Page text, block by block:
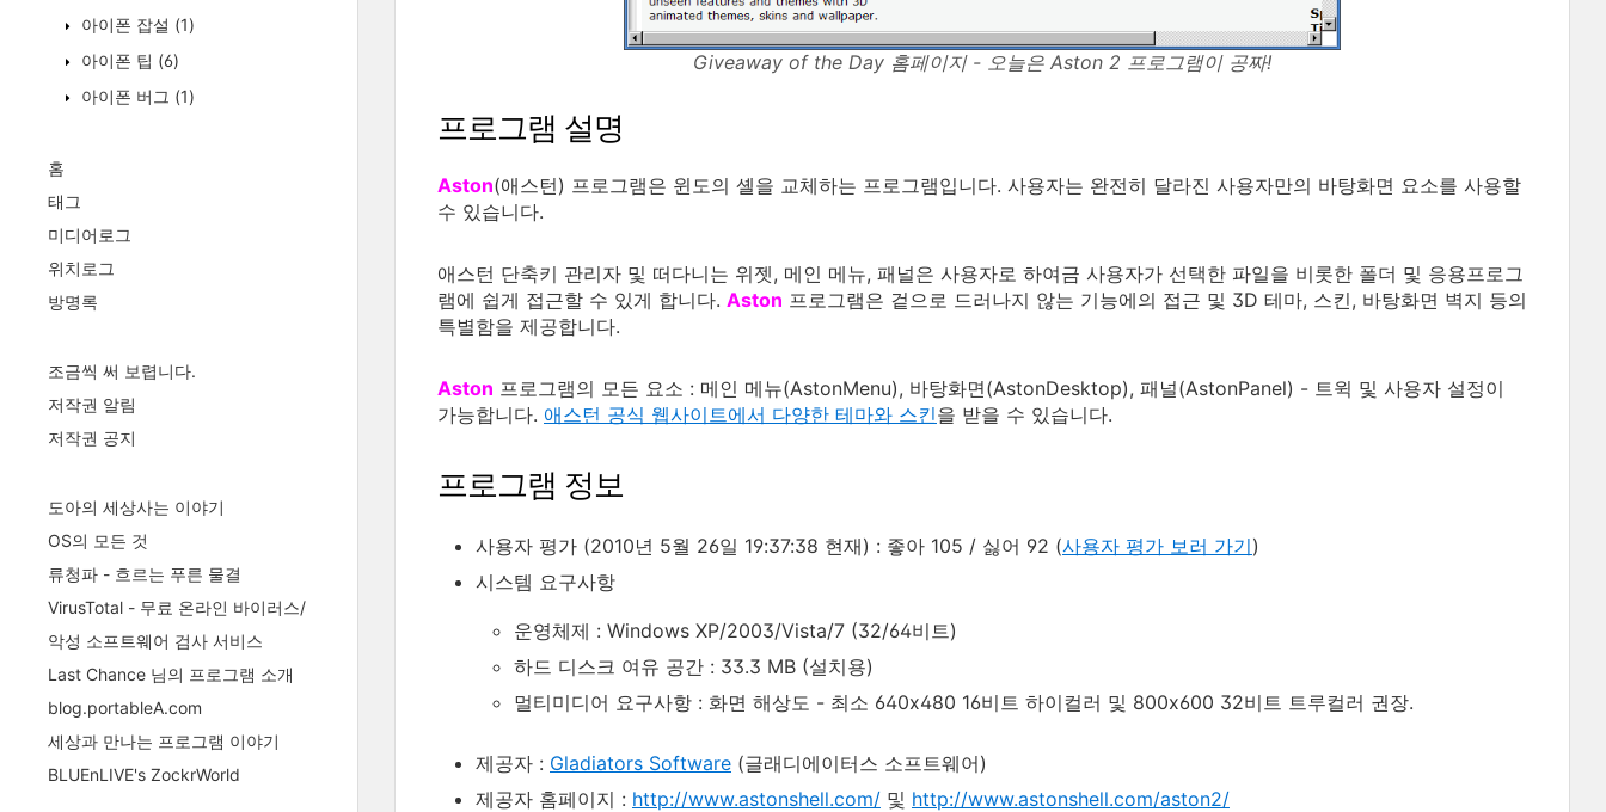
아이폰 잡설 (1)
아이폰 팁 (6)
아이폰 버그 (1)
홈
태그
미디어로그
위치로그
방명록
조금씩 써 보렵니다.
저작권 알림
저작권 공지
도아의 세상사는 이야기
OS의 모든 것
류청파 - 흐르는 푸른 물결
VirusTotal - 무료 온라인 바이러스/
악성 소프트웨어 검사 서비스
Last Chance 님의 프로그램 소개
blog.portableA.com
세상과 만나는 프로그램 이야기
BLUEnLIVE's ZockrWorld
Giveaway of the Day 홈페이지 - 오늘은 Aston 2 프로그램이 공짜!
프로그램 설명
Aston(애스턴) 프로그램은 윈도의 셸을 교체하는 프로그램입니다. 사용자는 완전히 달라진 사용자만의 바탕화면 요소를 사용할
수 있습니다.
애스턴 단축키 관리자 및 떠다니는 위젯, 메인 메뉴, 패널은 사용자로 하여금 사용자가 선택한 파일을 비롯한 폴더 및 응용프로그
램에 쉽게 접근할 수 있게 합니다. Aston 프로그램은 겉으로 드러나지 않는 기능에의 접근 및 3D 테마, 스킨, 바탕화면 벽지 등의
특별함을 제공합니다.
Aston 프로그램의 모든 요소 : 메인 메뉴(AstonMenu), 바탕화면(AstonDesktop), 패널(AstonPanel) - 트윅 및 사용자 설정이
가능합니다. 애스턴 공식 웹사이트에서 다양한 테마와 스킨을 받을 수 있습니다.
프로그램 정보
사용자 평가 (2010년 5월 26일 19:37:38 현재) : 좋아 105 / 싫어 92 (사용자 평가 보러 가기)
시스템 요구사항
운영체제 : Windows XP/2003/Vista/7 (32/64비트)
하드 디스크 여유 공간 : 33.3 MB (설치용)
멀티미디어 요구사항 : 화면 해상도 - 최소 640x480 16비트 하이컬러 및 800x600 32비트 트루컬러 권장.
제공자 : Gladiators Software (글래디에이터스 소프트웨어)
제공자 홈페이지 : http://www.astonshell.com/ 및 http://www.astonshell.com/aston2/